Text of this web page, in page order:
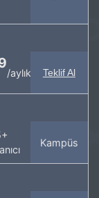
/aylık Teklif Al
Kampüs